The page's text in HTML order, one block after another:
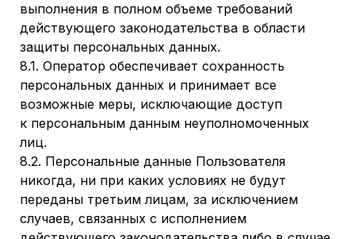
выполнения в полном объеме требований
действующего законодательства в области
защиты персональных данных.
8.1. Оператор обеспечивает сохранность
персональных данных и принимает все
возможные меры, исключающие доступ
к персональным данным неуполномоченных
лиц.
8.2. Персональные данные Пользователя
никогда, ни при каких условиях не будут
переданы третьим лицам, за исключением
случаев, связанных с исполнением